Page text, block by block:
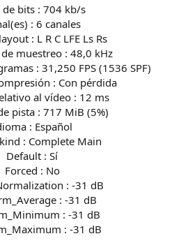
de bits : 704 kb/s
: 6 canales
: L R C LFE Ls Rs
muestreo : 48,0 kHz
: 31,250 FPS (1536 SPF)
: Con pérdida
al vídeo : 12 ms
pista : 717 MiB (5%)
: Español
: Complete Main
Default : Sí
Forced : No
: -31 dB
: -31 dB
: -31 dB
: -31 dB